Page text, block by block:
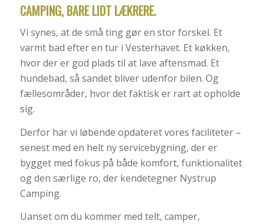
CAMPING, BARE LIDT LÆKRERE.
Vi synes, at de små ting gør en stor forskel. Et
varmt bad efter en tur i Vesterhavet. Et køkken,
hvor der er god plads til at lave aftensmad. Et
hundebad, så sandet bliver udenfor bilen. Og
fællesområder, hvor det faktisk er rart at opholde
sig.
Derfor har vi løbende opdateret vores faciliteter –
senest med en helt ny servicebygning, der er
bygget med fokus på både komfort, funktionalitet
og den særlige ro, der kendetegner Nystrup
Camping.
Uanset om du kommer med telt, camper,